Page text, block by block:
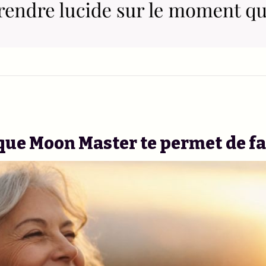
Moon Master te permet de